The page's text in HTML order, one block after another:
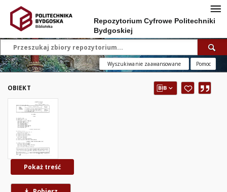
Repozytorium Cyfrowe Politechniki
Bydgoskiej
Wyszukiwanie zaawansowane Pomoc
OBIEKT
Pokaż treść